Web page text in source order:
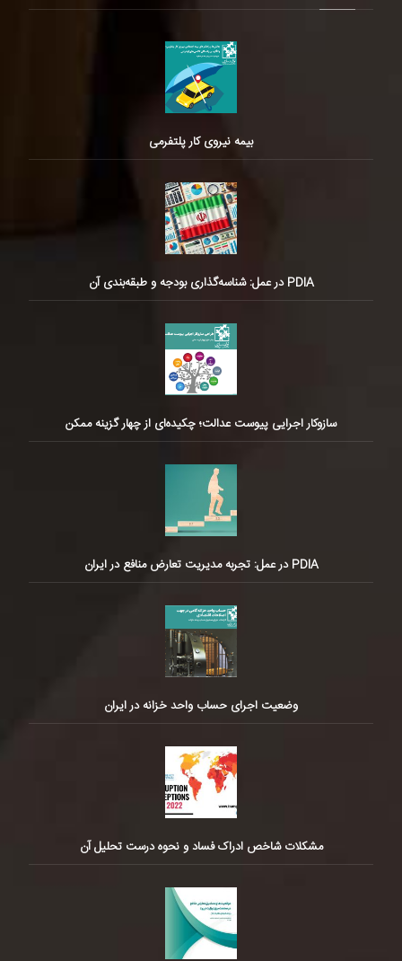
بیمه نیروی کار پلتفرمی
PDIA در عمل: شناسه‌گذاری بودجه و طبقه‌بندی آن
سازوکار اجرایی پیوست عدالت؛ چکیده‌ای از چهار گزینه ممکن
PDIA در عمل: تجربه مدیریت تعارض منافع در ایران
وضعیت اجرای حساب واحد خزانه در ایران
مشکلات شاخص ادراک فساد و نحوه درست تحلیل آن